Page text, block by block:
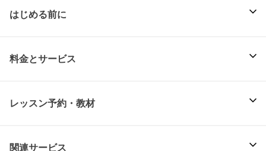
はじめる前に
料金とサービス
レッスン予約・教材
関連サービス